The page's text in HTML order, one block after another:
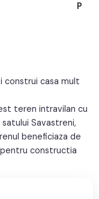
P
casa mult
teren intravilan cu
Savastreni,
beneficiaza de
constructia